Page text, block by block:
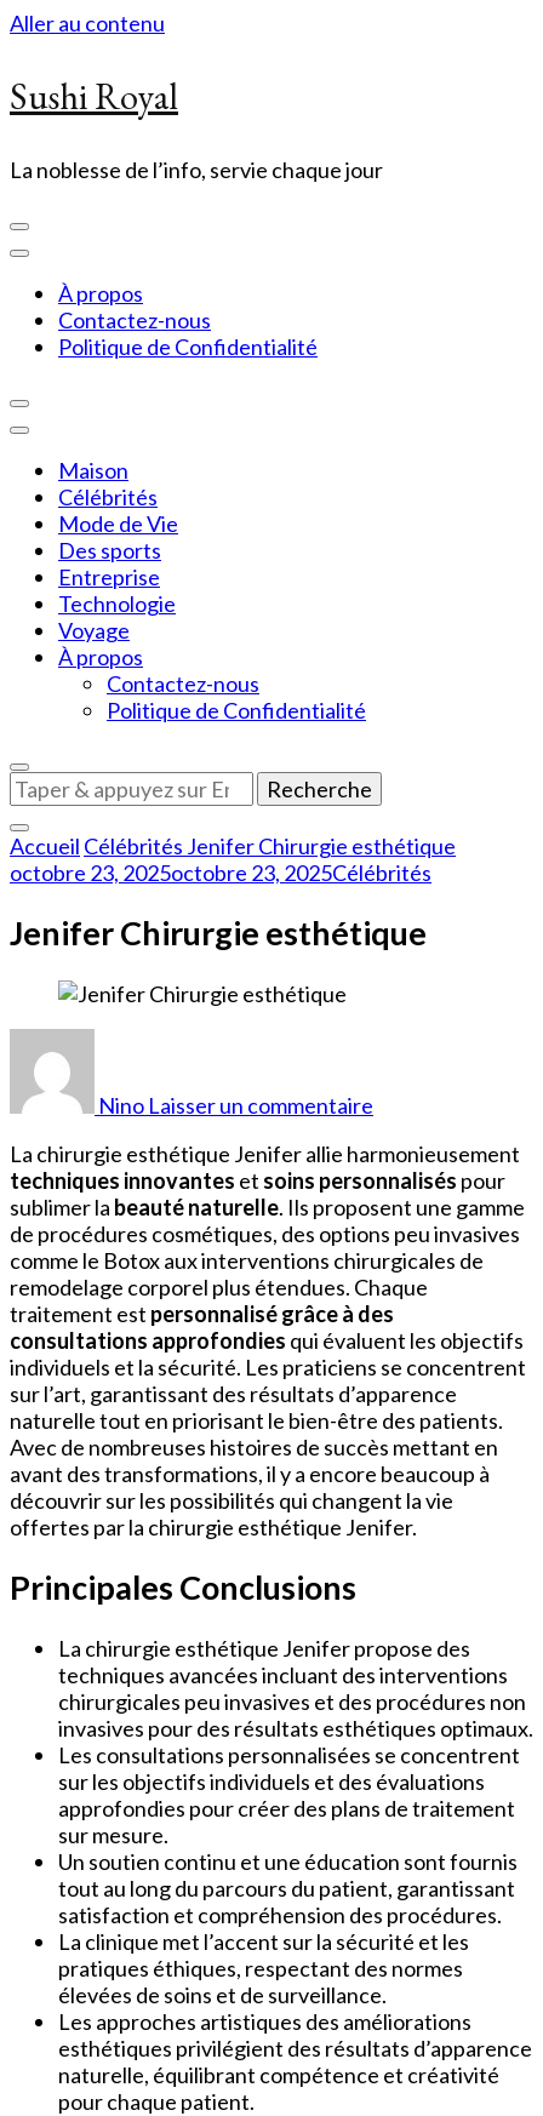
Aller au contenu
Sushi Royal
La noblesse de l’info, servie chaque jour
À propos
Contactez-nous
Politique de Confidentialité
Maison
Célébrités
Mode de Vie
Des sports
Entreprise
Technologie
Voyage
À propos
Contactez-nous
Politique de Confidentialité
Vous
recherchiez
quelque
chose
?
Accueil Célébrités Jenifer Chirurgie esthétique
octobre 23, 2025octobre 23, 2025Célébrités
Jenifer Chirurgie esthétique
Nino Laisser un commentaire
esthétique
La chirurgie esthétique Jenifer allie harmonieusement
techniques innovantes et soins personnalisés pour
sublimer la beauté naturelle. Ils proposent une gamme
de procédures cosmétiques, des options peu invasives
comme le Botox aux interventions chirurgicales de
remodelage corporel plus étendues. Chaque
traitement est personnalisé grâce à des
consultations approfondies qui évaluent les objectifs
individuels et la sécurité. Les praticiens se concentrent
sur l’art, garantissant des résultats d’apparence
naturelle tout en priorisant le bien-être des patients.
Avec de nombreuses histoires de succès mettant en
avant des transformations, il y a encore beaucoup à
découvrir sur les possibilités qui changent la vie
offertes par la chirurgie esthétique Jenifer.
Principales Conclusions
La chirurgie esthétique Jenifer propose des
techniques avancées incluant des interventions
chirurgicales peu invasives et des procédures non
invasives pour des résultats esthétiques optimaux.
Les consultations personnalisées se concentrent
sur les objectifs individuels et des évaluations
approfondies pour créer des plans de traitement
sur mesure.
Un soutien continu et une éducation sont fournis
tout au long du parcours du patient, garantissant
satisfaction et compréhension des procédures.
La clinique met l’accent sur la sécurité et les
pratiques éthiques, respectant des normes
élevées de soins et de surveillance.
Les approches artistiques des améliorations
esthétiques privilégient des résultats d’apparence
naturelle, équilibrant compétence et créativité
pour chaque patient.